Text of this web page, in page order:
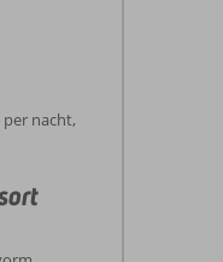
nacht,